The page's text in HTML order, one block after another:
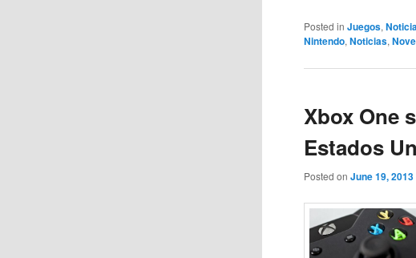
Posted in Juegos,
Nintendo,Noticias,
Xbox One
Estados
Posted onJune 19, 2013